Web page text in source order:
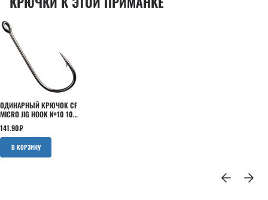
ОДИНАРНЫЙ КРЮЧОК CF
MICRO JIG HOOK №10 10
ШТ
141.90₽
В КОРЗИНУ